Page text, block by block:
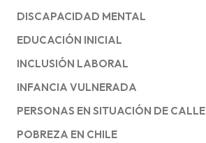
DISCAPACIDAD MENTAL
EDUCACIÓN INICIAL
INCLUSIÓN LABORAL
INFANCIA VULNERADA
PERSONAS EN SITUACIÓN DE CALLE
POBREZA EN CHILE